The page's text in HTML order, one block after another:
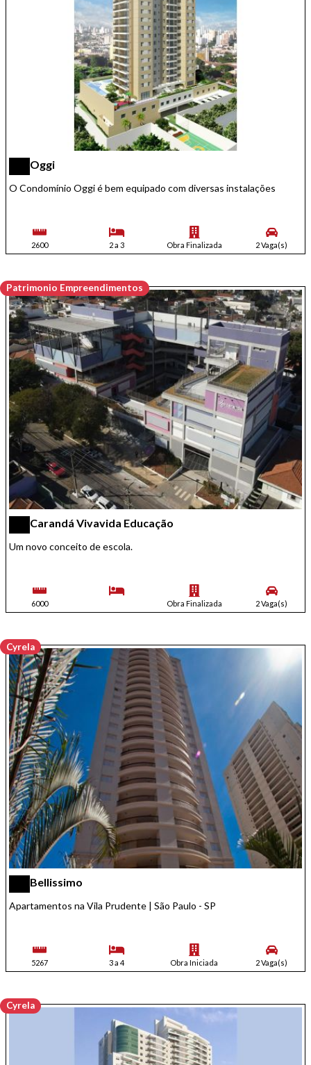
Oggi
O Condomínio Oggi é bem equipado com diversas instalações
2600 2 a 3 Obra Finalizada 2 Vaga(s)
Patrimonio Empreendimentos
Carandá Vivavida Educação
Um novo conceito de escola.
6000 Obra Finalizada 2 Vaga(s)
Cyrela
Bellissimo
Apartamentos na Vila Prudente | São Paulo - SP
5267 3 a 4 Obra Iniciada 2 Vaga(s)
Cyrela